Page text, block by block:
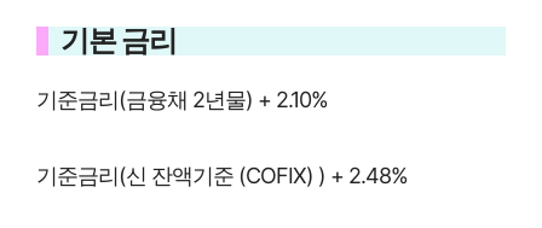
기본 금리
기준금리(금융채 2년물) + 2.10%
기준금리(신 잔액기준 (COFIX) ) + 2.48%